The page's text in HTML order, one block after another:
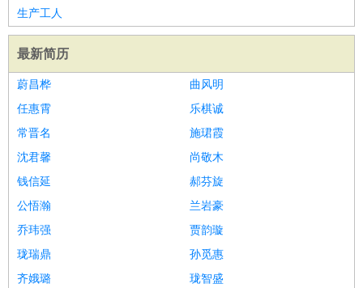
生产工人
最新简历
蔚昌桦
曲风明
任惠霄
乐棋诚
常晋名
施珺霞
沈君馨
尚敬木
钱信延
郝芬旋
公悟瀚
兰岩豪
乔玮强
贾韵璇
珑瑞鼎
孙觅惠
齐娥璐
珑智盛